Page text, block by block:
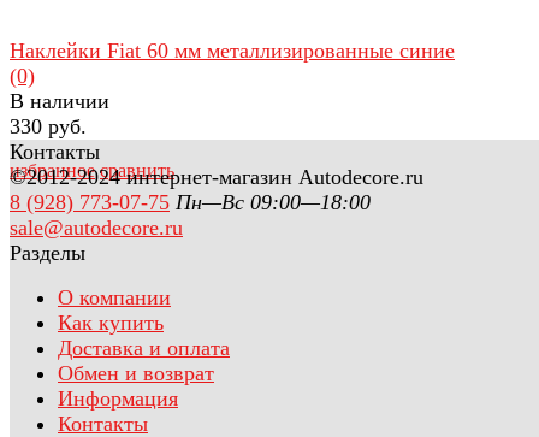
избранное сравнить
Наклейки Fiat 60 мм металлизированные синие
(0)
В наличии
330 руб.
Контакты
©2012-2024 интернет-магазин Autodecore.ru
8 (928) 773-07-75 Пн—Вс 09:00—18:00
sale@autodecore.ru
Разделы
О компании
Как купить
Доставка и оплата
Обмен и возврат
Информация
Контакты